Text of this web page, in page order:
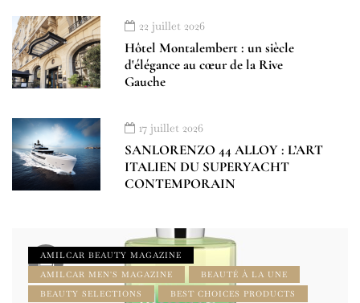
22 juillet 2026
Hôtel Montalembert : un siècle
d'élégance au cœur de la Rive
Gauche
17 juillet 2026
SANLORENZO 44 ALLOY : L’ART
ITALIEN DU SUPERYACHT
CONTEMPORAIN
AMILCAR BEAUTY MAGAZINE
AMILCAR MEN'S MAGAZINE
BEAUTÉ À LA UNE
BEAUTY SELECTIONS
BEST CHOICES PRODUCTS